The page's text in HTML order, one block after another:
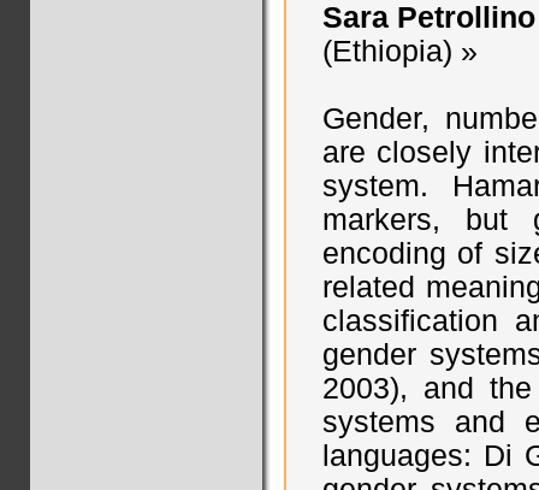
Sara Petrollino
(Ethiopia) »
Gender,
are closely
system.
markers, but
encoding of
related
classification
gender
2003), and
systems and
languages: Di